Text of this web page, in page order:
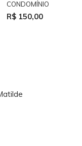
CONDOMÍNIO
R$ 150,00